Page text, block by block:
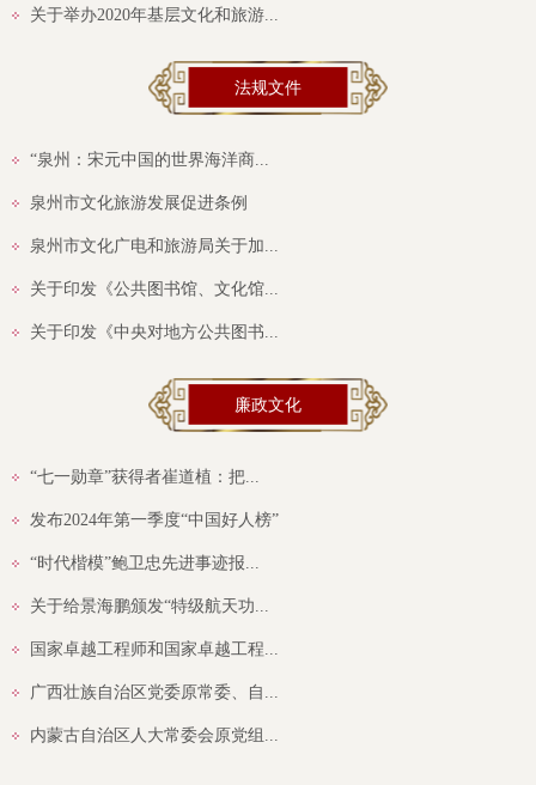
关于举办2020年基层文化和旅游...
法规文件
“泉州：宋元中国的世界海洋商...
泉州市文化旅游发展促进条例
泉州市文化广电和旅游局关于加...
关于印发《公共图书馆、文化馆...
关于印发《中央对地方公共图书...
廉政文化
“七一勋章”获得者崔道植：把...
发布2024年第一季度“中国好人榜”
“时代楷模”鲍卫忠先进事迹报...
关于给景海鹏颁发“特级航天功...
国家卓越工程师和国家卓越工程...
广西壮族自治区党委原常委、自...
内蒙古自治区人大常委会原党组...